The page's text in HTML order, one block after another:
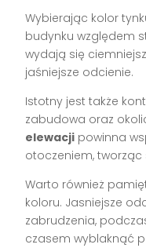
Wybierając kolor
budynku względem
wydają się
jaśniejsze odcienie.
Istotny jest także
zabudowa oraz
elewacji powinna
otoczeniem, tworząc
Warto również
koloru. Jasniejsze
zabrudzenia,
czasem wyblaknąć